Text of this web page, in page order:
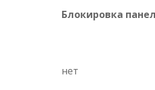
Блокировка
нет